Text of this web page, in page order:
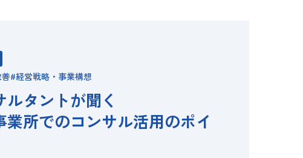
経営戦略・事業構想
タントが聞く
業所でのコンサル活用のポイ